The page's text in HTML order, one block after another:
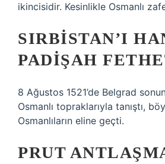
ikincisidir. Kesinlikle Osmanlı
SIRBISTAN’I
PADIŞAH
8 Ağustos 1521’de Belgrad
Osmanlı topraklarıyla tanıştı,
Osmanlıların eline geçti.
PRUT